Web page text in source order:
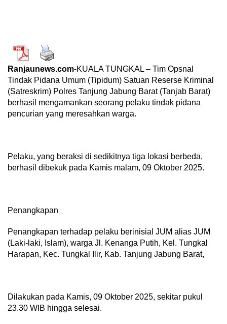
Ranjaunews.com-KUALA TUNGKAL – Tim Opsnal
Tindak Pidana Umum (Tipidum) Satuan Reserse Kriminal
(Satreskrim) Polres Tanjung Jabung Barat (Tanjab Barat)
berhasil mengamankan seorang pelaku tindak pidana
pencurian yang meresahkan warga.
Pelaku, yang beraksi di sedikitnya tiga lokasi berbeda,
berhasil dibekuk pada Kamis malam, 09 Oktober 2025.
​Penangkapan
​Penangkapan terhadap pelaku berinisial JUM alias JUM
(Laki-laki, Islam), warga Jl. Kenanga Putih, Kel. Tungkal
Harapan, Kec. Tungkal Ilir, Kab. Tanjung Jabung Barat,
Dilakukan pada Kamis, 09 Oktober 2025, sekitar pukul
23.30 WIB hingga selesai.